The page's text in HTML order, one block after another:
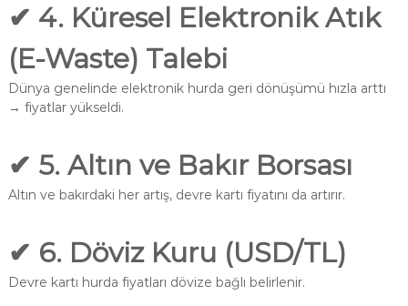
✔ 4. Küresel Elektronik Atık
(E-Waste) Talebi
Dünya genelinde elektronik hurda geri dönüşümü hızla arttı
→ fiyatlar yükseldi.
✔ 5. Altın ve Bakır Borsası
Altın ve bakırdaki her artış, devre kartı fiyatını da artırır.
✔ 6. Döviz Kuru (USD/TL)
Devre kartı hurda fiyatları dövize bağlı belirlenir.